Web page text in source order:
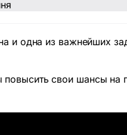
и одна из важнейших
свои шансы